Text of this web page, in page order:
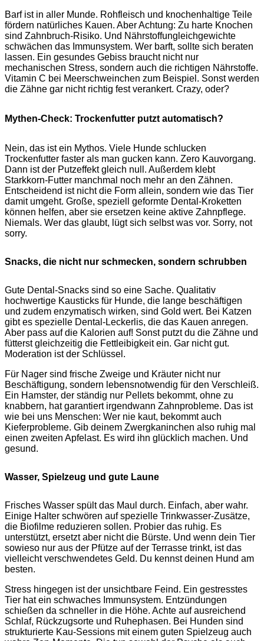
Barf ist in aller Munde. Rohfleisch und knochenhaltige Teile
fördern natürliches Kauen. Aber Achtung: Zu harte Knochen
sind Zahnbruch-Risiko. Und Nährstoffungleichgewichte
schwächen das Immunsystem. Wer barft, sollte sich beraten
lassen. Ein gesundes Gebiss braucht nicht nur
mechanischen Stress, sondern auch die richtigen Nährstoffe.
Vitamin C bei Meerschweinchen zum Beispiel. Sonst werden
die Zähne gar nicht richtig fest verankert. Crazy, oder?
Mythen-Check: Trockenfutter putzt automatisch?
Nein, das ist ein Mythos. Viele Hunde schlucken
Trockenfutter faster als man gucken kann. Zero Kauvorgang.
Dann ist der Putzeffekt gleich null. Außerdem klebt
Starkkorn-Futter manchmal noch mehr an den Zähnen.
Entscheidend ist nicht die Form allein, sondern wie das Tier
damit umgeht. Große, speziell geformte Dental-Kroketten
können helfen, aber sie ersetzen keine aktive Zahnpflege.
Niemals. Wer das glaubt, lügt sich selbst was vor. Sorry, not
sorry.
Snacks, die nicht nur schmecken, sondern schrubben
Gute Dental-Snacks sind so eine Sache. Qualitativ
hochwertige Kausticks für Hunde, die lange beschäftigen
und zudem enzymatisch wirken, sind Gold wert. Bei Katzen
gibt es spezielle Dental-Leckerlis, die das Kauen anregen.
Aber pass auf die Kalorien auf! Sonst putzt du die Zähne und
fütterst gleichzeitig die Fettleibigkeit ein. Gar nicht gut.
Moderation ist der Schlüssel.
Für Nager sind frische Zweige und Kräuter nicht nur
Beschäftigung, sondern lebensnotwendig für den Verschleiß.
Ein Hamster, der ständig nur Pellets bekommt, ohne zu
knabbern, hat garantiert irgendwann Zahnprobleme. Das ist
wie bei uns Menschen: Wer nie kaut, bekommt auch
Kieferprobleme. Gib deinem Zwergkaninchen also ruhig mal
einen zweiten Apfelast. Es wird ihn glücklich machen. Und
gesund.
Wasser, Spielzeug und gute Laune
Frisches Wasser spült das Maul durch. Einfach, aber wahr.
Einige Halter schwören auf spezielle Trinkwasser-Zusätze,
die Biofilme reduzieren sollen. Probier das ruhig. Es
unterstützt, ersetzt aber nicht die Bürste. Und wenn dein Tier
sowieso nur aus der Pfütze auf der Terrasse trinkt, ist das
vielleicht verschwendetes Geld. Du kennst deinen Hund am
besten.
Stress hingegen ist der unsichtbare Feind. Ein gestresstes
Tier hat ein schwaches Immunsystem. Entzündungen
schießen da schneller in die Höhe. Achte auf ausreichend
Schlaf, Rückzugsorte und Ruhephasen. Bei Hunden sind
strukturierte Kau-Sessions mit einem guten Spielzeug auch